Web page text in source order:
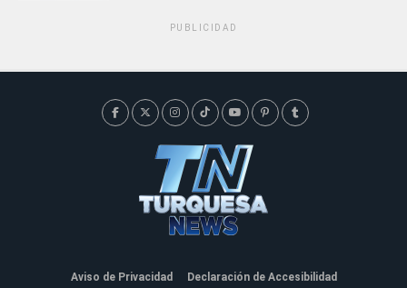
PUBLICIDAD
Aviso de Privacidad Declaración de Accesibilidad